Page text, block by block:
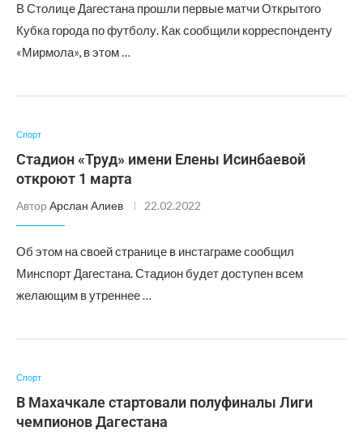
В Столице Дагестана прошли первые матчи Открытого
Кубка города по футболу. Как сообщили корреспонденту
«Мирмола», в этом …
Спорт
Стадион «Труд» имени Елены Исинбаевой
откроют 1 марта
Автор Арслан Алиев 22.02.2022
Об этом на своей странице в инстаграме сообщил
Минспорт Дагестана. Стадион будет доступен всем
желающим в утреннее …
Спорт
В Махачкале стартовали полуфиналы Лиги
чемпионов Дагестана